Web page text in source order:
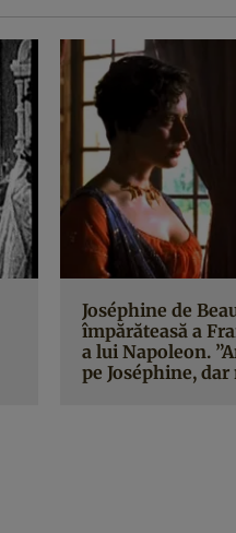
Joséphine de
împărăteasă a
a lui Napoleon.
pe Joséphine,